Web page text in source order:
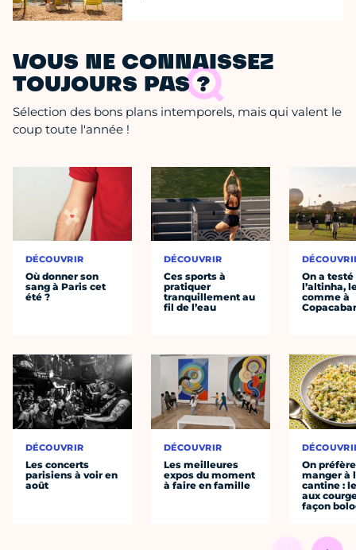
VOUS NE CONNAISSEZ
TOUJOURS PAS ?
Sélection des bons plans intemporels, mais qui valent le
coup toute l'année !
DÉCOUVRIR
Où donner son
sang à Paris cet
été ?
DÉCOUVRIR
Les concerts
parisiens à voir en
août
DÉCOUVRIR
Ces sports à
pratiquer
tranquillement au
fil de l’eau
DÉCOUVRIR
Les meilleures
expos du moment
à faire en famille
On a testé
l’altinha,
comme à
On préfère
manger à
cantine :
aux
façon